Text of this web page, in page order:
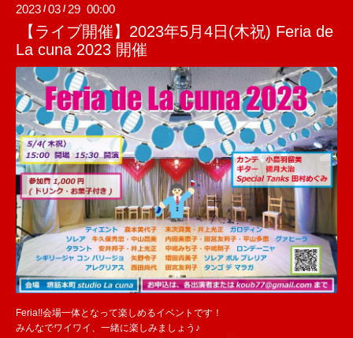
2023 /03 / 29 00:00
【ライブ開催】2023年5月4日(木祝) Feria de
La cuna 2023 開催
Feria!!会場一体となって楽しめるイベントです！
みんなでワイワイ、一緒に楽しみましょう♪